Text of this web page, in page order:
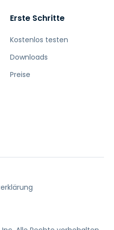
Erste Schritte
Kostenlos testen
Downloads
Preise